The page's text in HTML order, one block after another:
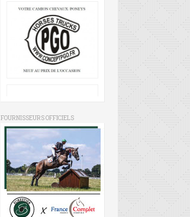
FOURNISSEURS OFFICIELS